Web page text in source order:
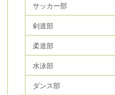
サッカー部
剣道部
柔道部
水泳部
ダンス部